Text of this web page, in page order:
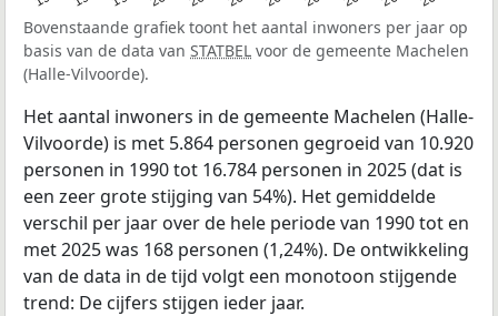
Bovenstaande grafiek toont het aantal inwoners per jaar op
basis van de data van STATBEL voor de gemeente Machelen
(Halle-Vilvoorde).
Het aantal inwoners in de gemeente Machelen (Halle-
Vilvoorde) is met 5.864 personen gegroeid van 10.920
personen in 1990 tot 16.784 personen in 2025 (dat is
een zeer grote stijging van 54%). Het gemiddelde
verschil per jaar over de hele periode van 1990 tot en
met 2025 was 168 personen (1,24%). De ontwikkeling
van de data in de tijd volgt een monotoon stijgende
trend: De cijfers stijgen ieder jaar.